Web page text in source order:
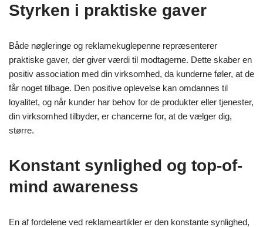
Styrken i praktiske gaver
Både nøgleringe og reklamekuglepenne repræsenterer
praktiske gaver, der giver værdi til modtagerne. Dette skaber en
positiv association med din virksomhed, da kunderne føler, at de
får noget tilbage. Den positive oplevelse kan omdannes til
loyalitet, og når kunder har behov for de produkter eller tjenester,
din virksomhed tilbyder, er chancerne for, at de vælger dig,
større.
Konstant synlighed og top-of-
mind awareness
En af fordelene ved reklameartikler er den konstante synlighed,